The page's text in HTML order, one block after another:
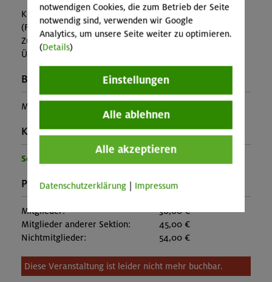
Kursleitung, Ausrüstung
(Falls nicht in den Leistungen inbegriffen, fallen
Zusatzkosten für z.B. An- und Abreise, Verpflegung,
Übernachtung oder Skipass an.)
Buchungscode:
MUC-26-0959
Kontakt Veranstalter:
Sektion München
Preise:
Mitglieder:
30,00 €
Mitglieder anderer Sektion:
45,00 €
Nichtmitglieder:
54,00 €
Diese Veranstaltung ist leider nicht mehr buchbar.
notwendigen Cookies, die zum Betrieb der Seite
notwendig sind, verwenden wir Google
Analytics, um unsere Seite weiter zu optimieren.
(Details)
Einstellungen
Alle ablehnen
Alle akzeptieren
Datenschutzerklärung Impressum